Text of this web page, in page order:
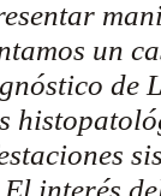
un
de
interés